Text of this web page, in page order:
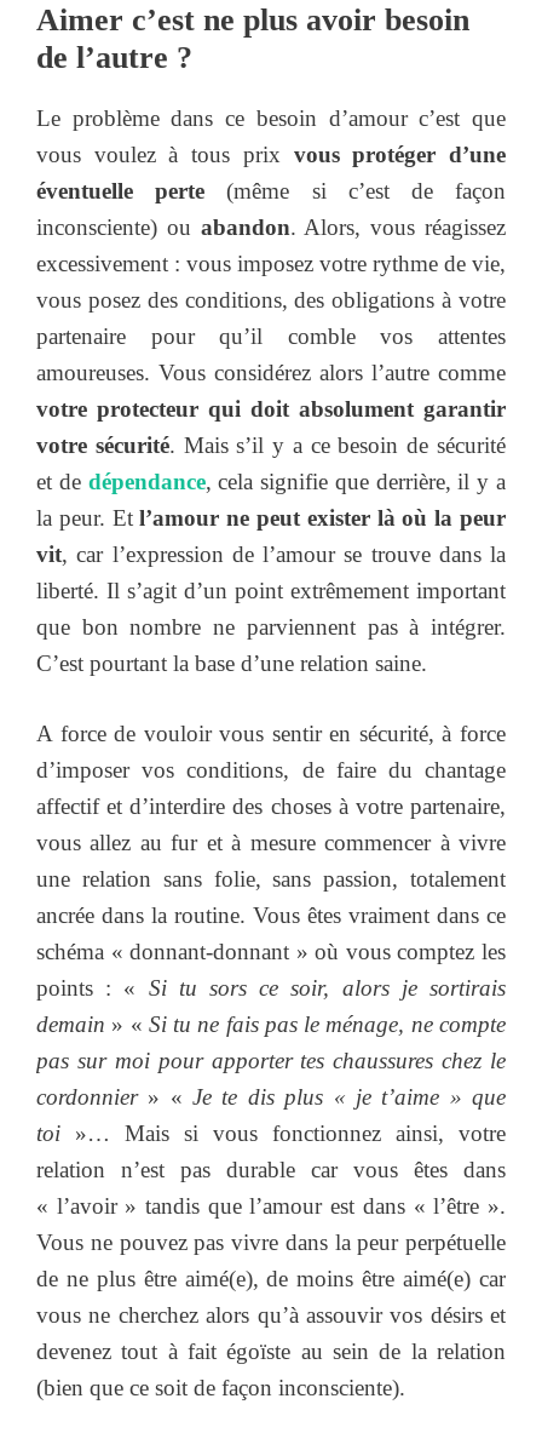
Aimer c’est ne plus avoir besoin
de l’autre ?
Le problème dans ce besoin d’amour c’est que
vous voulez à tous prix vous protéger d’une
éventuelle perte (même si c’est de façon
inconsciente) ou abandon. Alors, vous réagissez
excessivement : vous imposez votre rythme de vie,
vous posez des conditions, des obligations à votre
partenaire pour qu’il comble vos attentes
amoureuses. Vous considérez alors l’autre comme
votre protecteur qui doit absolument garantir
votre sécurité. Mais s’il y a ce besoin de sécurité
et de dépendance, cela signifie que derrière, il y a
la peur. Etl’amour ne peut exister là où la peur
vit, car l’expression de l’amour se trouve dans la
liberté. Il s’agit d’un point extrêmement important
que bon nombre ne parviennent pas à intégrer.
C’est pourtant la base d’une relation saine.
A force de vouloir vous sentir en sécurité, à force
d’imposer vos conditions, de faire du chantage
affectif et d’interdire des choses à votre partenaire,
vous allez au fur et à mesure commencer à vivre
une relation sans folie, sans passion, totalement
ancrée dans la routine. Vous êtes vraiment dans ce
schéma « donnant-donnant » où vous comptez les
points : « Si tu sors ce soir, alors je sortirais
demain » « Si tu ne fais pas le ménage, ne compte
pas sur moi pour apporter tes chaussures chez le
cordonnier» «Je te dis plus « je t’aime » que
toi »… Mais si vous fonctionnez ainsi, votre
relation n’est pas durable car vous êtes dans
« l’avoir » tandis que l’amour est dans « l’être ».
Vous ne pouvez pas vivre dans la peur perpétuelle
de ne plus être aimé(e), de moins être aimé(e) car
vous ne cherchez alors qu’à assouvir vos désirs et
devenez tout à fait égoïste au sein de la relation
(bien que ce soit de façon inconsciente).